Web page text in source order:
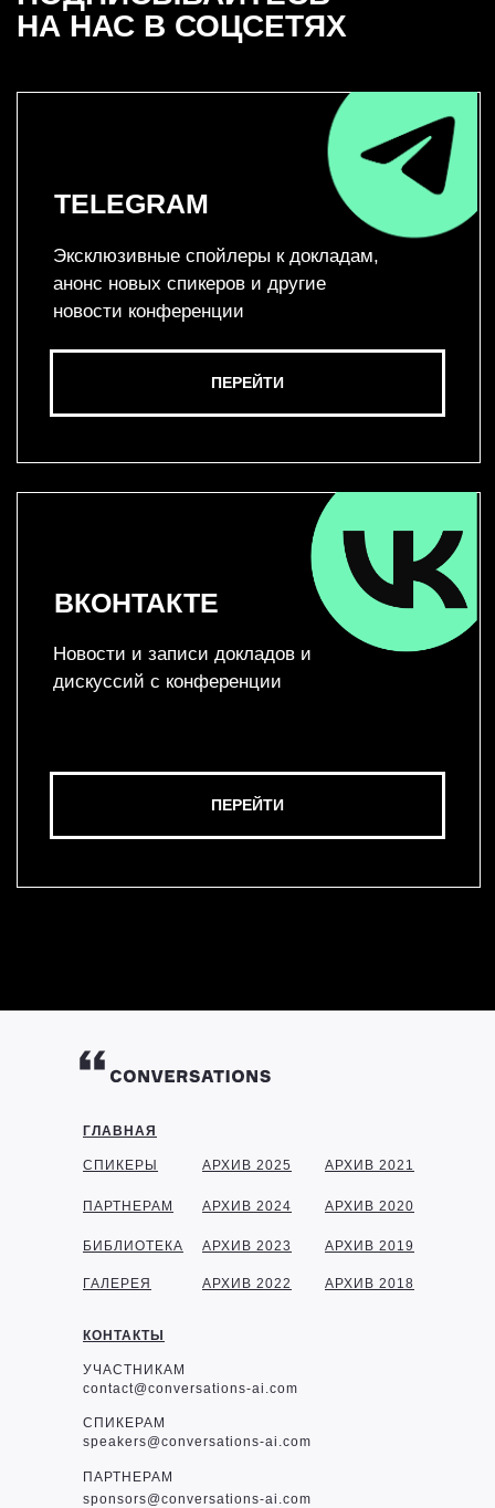
ГЛАВНАЯ
КОНТАКТЫ
СПИКЕРЫ
ПАРТНЕРАМ
БИБЛИОТЕКА
УЧАСТНИКАМ
contact@conversations-ai.com
СПИКЕРАМ
speakers@conversations-ai.com
ПАРТНЕРАМ
sponsors@conversations-ai.com
ГАЛЕРЕЯ
АРХИВ 2025
АРХИВ 2024
АРХИВ 2023
АРХИВ 2022
АРХИВ 2021
АРХИВ 2020
АРХИВ 2019
АРХИВ 2018